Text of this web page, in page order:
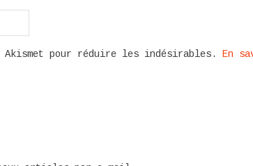
pour réduire les indésirables. En